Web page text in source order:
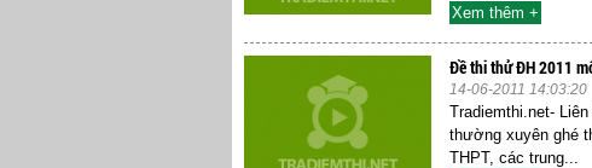
Xem thêm +
Đề thi thử ĐH 2011
14-06-2011 14:03:20
Tradiemthi.net-
thường xuyên ghé
THPT, các trung...